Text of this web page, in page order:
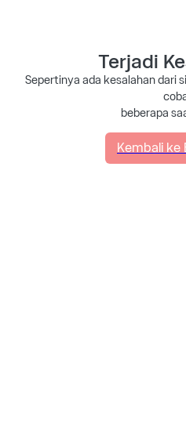
Terjadi
Sepertinya ada kesalahan dari
beberapa
Kembali ke